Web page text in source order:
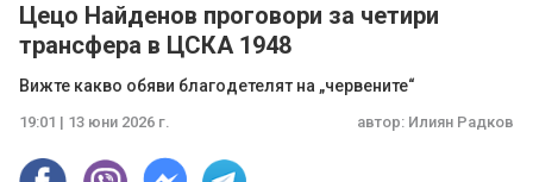
Цецо Найденов проговори за четири
трансфера в ЦСКА 1948
Вижте какво обяви благодетелят на „червените“
19:01 | 13 юни 2026 г. автор: Илиян Радков